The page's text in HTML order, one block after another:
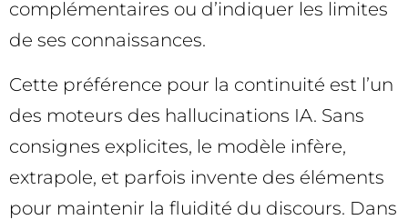
complémentaires ou d’indiquer les limites
de ses connaissances.
Cette préférence pour la continuité est l’un
des moteurs des hallucinations IA. Sans
consignes explicites, le modèle infère,
extrapole, et parfois invente des éléments
pour maintenir la fluidité du discours. Dans